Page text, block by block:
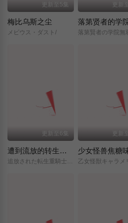
更新至5集
梅比乌斯之尘
メビウス・ダスト/
更新
更新至6集
遭到流放的转生重骑士凭借游戏知识大开无双
追放された転生重騎士はゲーム知識で無双する/
更新
少女怪兽焦糖
乙女怪獣キャラメ